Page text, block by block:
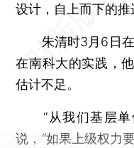
设计，自上而下的推
朱清时3月6日在
在南科大的实践，
估计不足。
“从我们基层单
说，“如果上级权力